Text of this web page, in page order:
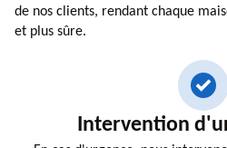
de nos clients, rendant chaque
et plus sûre.
Intervention